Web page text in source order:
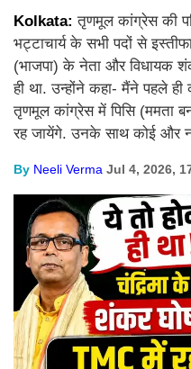
Kolkata:तृणमूल कांग्रेस की
भट्टाचार्य के सभी पदों से
(भाजपा) के नेता और विधायक
ही था. उन्होंने कहा- मैंने पहले
तृणमूल कांग्रेस में पिसि (ममता
रह जायेंगे. उनके साथ कोई और
By Neeli Verma Jul 4, 2026,